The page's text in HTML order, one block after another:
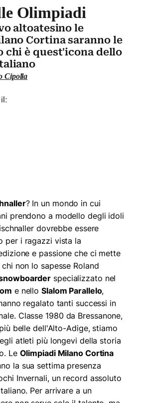
Olimpiadi
altoatesino le
Cortina saranno le
chi è quest'icona dello
Cipolla
? In un mondo in cui
prendono a modello degli idoli
dovrebbe essere
per i ragazzi vista la
e passione che ci mette
non lo sapesse Roland
specializzato nel
e nelloSlalom Parallelo,
regalato tanti successi in
Classe 1980 da Bressanone,
belle dell'Alto-Adige, stiamo
atleti più longevi della storia
Le Olimpiadi Milano Cortina
la sua settima presenza
Invernali, un record assoluto
Per arrivare a un